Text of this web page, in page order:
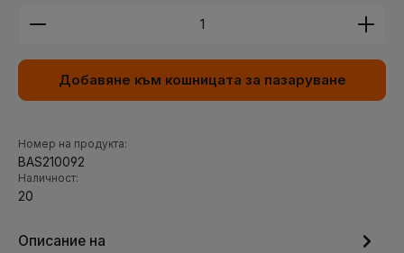
Количество на продукта: Въведете желаната
Добавяне към кошницата за пазаруване
Номер на продукта:
BAS210092
Наличност:
20
Описание на